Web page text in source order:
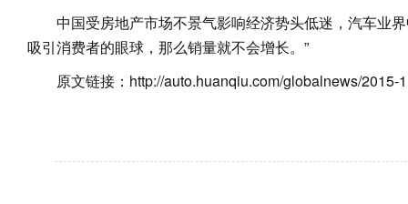
中国受房地产市场不景气影响经济势头低迷，汽车业
吸引消费者的眼球，那么销量就不会增长。”
原文链接：http://auto.huanqiu.com/globalnews/2015-